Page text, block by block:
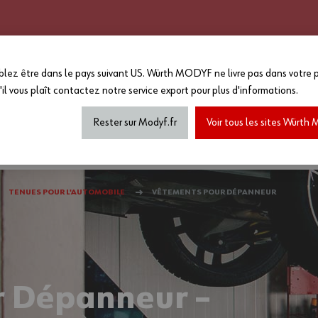
-15% sur le reste du site
*Offre non cumulable avec toutes
de marquage...) dans la limite
MAGASIN...
TENUES POUR L'AUTOMOBILE VÊTEMENTS POUR DÉPANNEUR
–
être dans le pays suivant US. Würth MODYF ne livre pas dans votre
vous plaît contactez notre service export pour plus d'informations.
Rester sur Modyf.fr Voir tous les sites Würth